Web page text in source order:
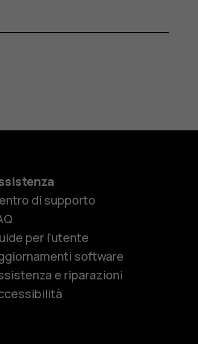
di supporto
per l'utente
software
e riparazioni